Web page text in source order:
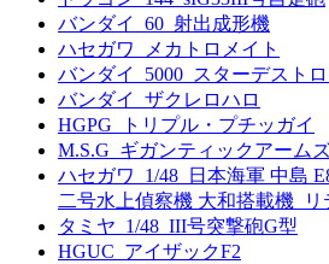
バンダイ_60_射出成形機
ハセガワ_メカトロメイト
バンダイ_5000_スターデスト
バンダイ_ザクレロハロ
HGPG_トリプル・プチッガイ
M.S.G_ギガンティックアーム
ハセガワ_1/48_日本海軍 中島
二号水上偵察機 大和搭載機_リ
タミヤ_1/48_III号突撃砲G型
HGUC_アイザックF2